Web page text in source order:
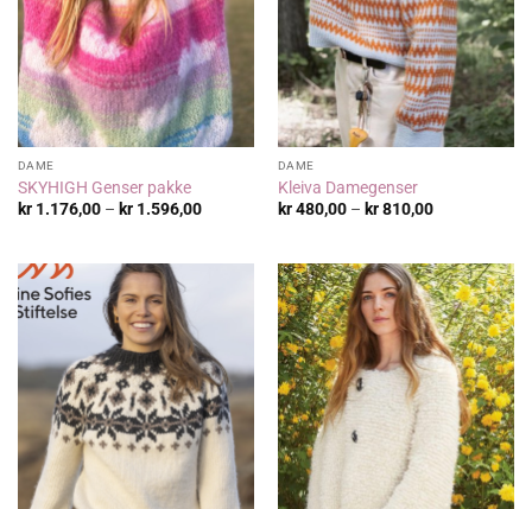
DAME
SKYHIGH Genser pakke
kr1.176,00 – kr1.596,00Prisområde:
DAME
Kleiva Damegenser
kr480,00 – kr810,00Prisområde: